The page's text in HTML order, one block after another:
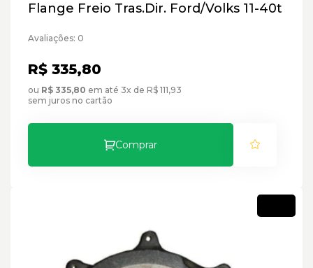
Flange Freio Tras.Dir. Ford/Volks 11-40t
Avaliações: 0
R$ 335,80
ou R$ 335,80 em até 3x de R$ 111,93
sem juros no cartão
Comprar